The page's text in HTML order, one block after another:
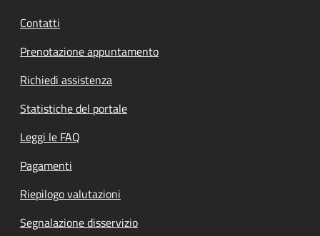
Contatti
Prenotazione appuntamento
Richiedi assistenza
Statistiche del portale
Leggi le FAQ
Pagamenti
Riepilogo valutazioni
Segnalazione disservizio